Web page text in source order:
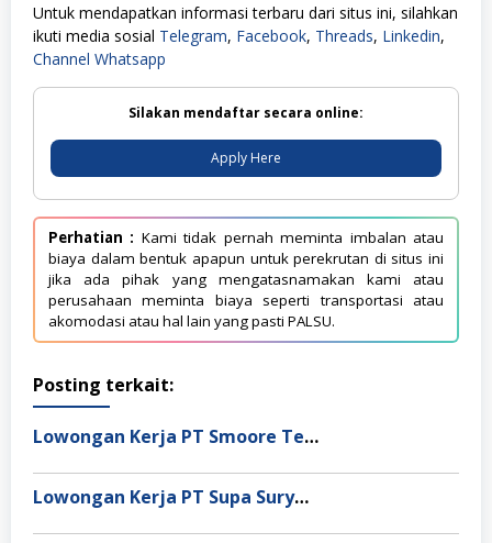
Untuk mendapatkan informasi terbaru dari situs ini, silahkan
ikuti media sosial Telegram, Facebook, Threads, Linkedin,
Channel Whatsapp
Silakan mendaftar secara online:
Apply Here
Perhatian : Kami tidak pernah meminta imbalan atau
biaya dalam bentuk apapun untuk perekrutan di situs ini
jika ada pihak yang mengatasnamakan kami atau
perusahaan meminta biaya seperti transportasi atau
akomodasi atau hal lain yang pasti PALSU.
Posting terkait:
Lowongan Kerja PT Smoore Technology Indonesia
Lowongan Kerja PT Supa Surya Niaga